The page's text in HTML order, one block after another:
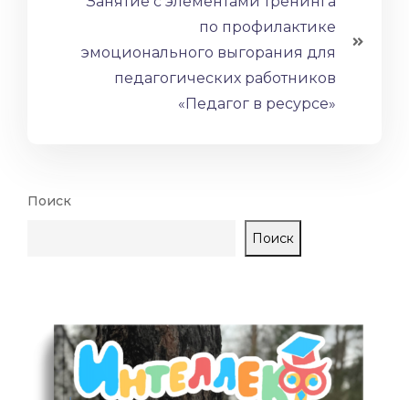
по профилактике
эмоционального выгорания для
педагогических работников
«Педагог в ресурсе»
Поиск
Поиск